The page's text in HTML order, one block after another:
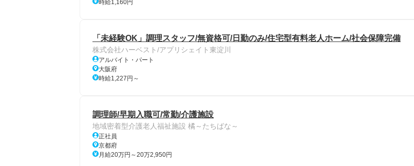
時給1,160円
「未経験OK」調理スタッフ/無資格可/日勤のみ/住宅型有料老人ホーム/社会保障完備
株式会社ハーベスト/アプリシェイト東淀川
アルバイト・パート
大阪府
時給1,227円～
調理師/早期入職可/常勤/介護施設
地域密着型介護老人福祉施設 橘～たちばな～
正社員
京都府
月給20万円～20万2,950円